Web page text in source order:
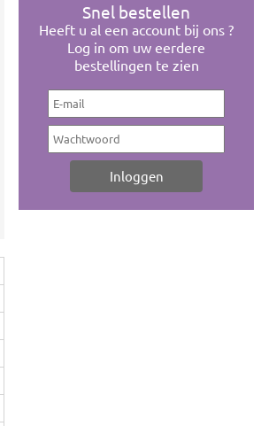
Snel bestellen
Heeft u al een account bij ons ?
Log in om uw eerdere
bestellingen te zien